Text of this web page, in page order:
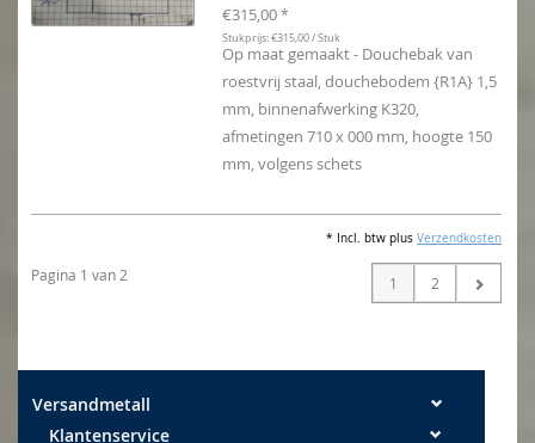
€315,00 *
Stukprijs: €315,00 / Stuk
Op maat gemaakt - Douchebak van
roestvrij staal, douchebodem {R1A} 1,5
mm, binnenafwerking K320,
afmetingen 710 x 000 mm, hoogte 150
mm, volgens schets
* Incl. btw plus Verzendkosten
Pagina 1 van 2 1 2
Versandmetall
Klantenservice